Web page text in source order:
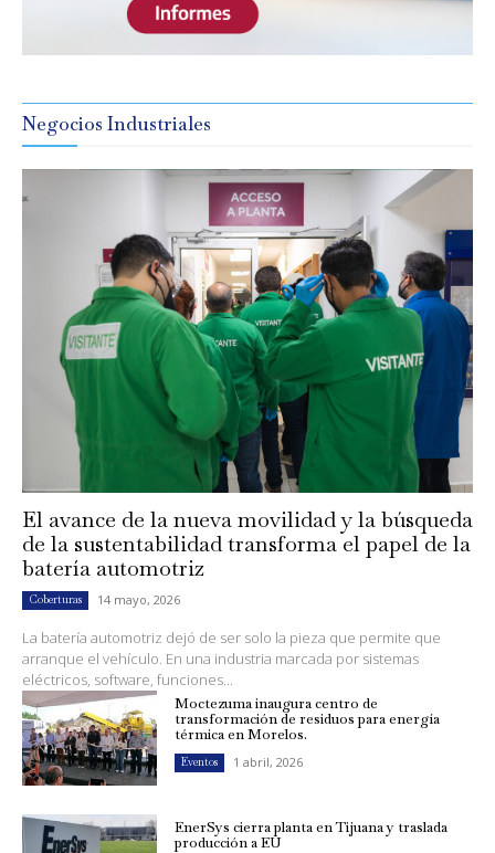
Negocios Industriales
El avance de la nueva movilidad y la búsqueda
de la sustentabilidad transforma el papel de la
batería automotriz
Coberturas 14 mayo, 2026
La batería automotriz dejó de ser solo la pieza que permite que
arranque el vehículo. En una industria marcada por sistemas
eléctricos, software, funciones...
Moctezuma inaugura centro de
transformación de residuos para energía
térmica en Morelos.
Eventos 1 abril, 2026
EnerSys cierra planta en Tijuana y traslada
producción a EU